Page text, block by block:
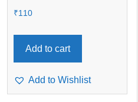
₹110
Add to cart
Add to Wishlist